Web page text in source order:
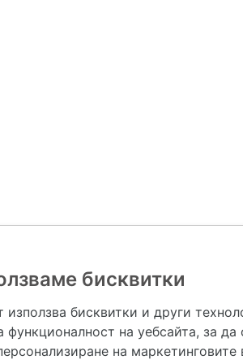
предназначена да служи само и единствено за
допълване на данните и за коригиране на
бисквитки
използва бисквитки и други
функционалност на уебсайта, за да
на